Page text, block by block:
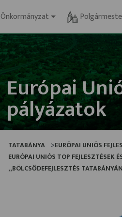
Önkormányzat
Európai
pályázatok
TATABÁNYA EURÓPAI UNIÓS
EURÓPAI UNIÓS TOP FEJLESZTÉSEK
„BÖLCSŐDEFEJLESZTÉS